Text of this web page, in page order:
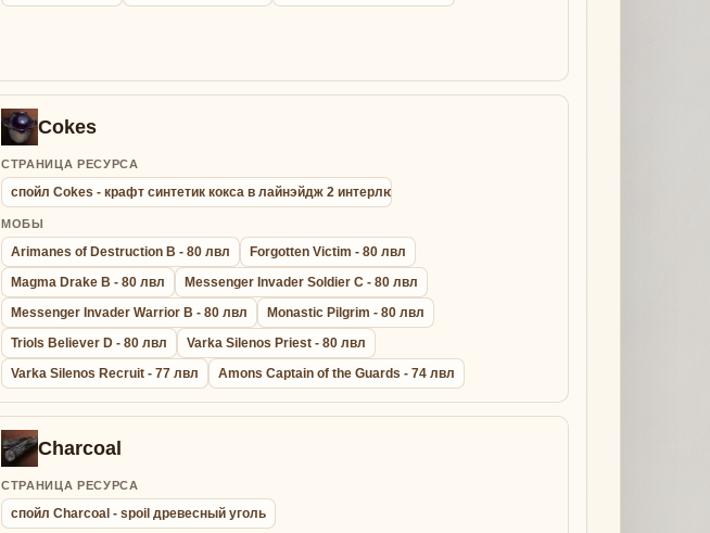
Cokes
СТРАНИЦА РЕСУРСА
спойл Cokes - крафт синтетик кокса в лайнэйдж 2 интерлюд
МОБЫ
Arimanes of Destruction B - 80 лвл
Forgotten Victim - 80 лвл
Magma Drake B - 80 лвл
Messenger Invader Soldier C - 80 лвл
Messenger Invader Warrior B - 80 лвл
Monastic Pilgrim - 80 лвл
Triols Believer D - 80 лвл
Varka Silenos Priest - 80 лвл
Varka Silenos Recruit - 77 лвл
Amons Captain of the Guards - 74 лвл
Charcoal
СТРАНИЦА РЕСУРСА
спойл Charcoal - spoil древесный уголь